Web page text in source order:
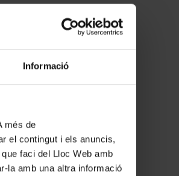
Informació
més de
el contingut i els anuncis,
faci del Lloc Web amb
la amb una altra informació